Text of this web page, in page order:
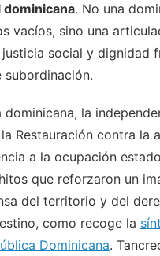
dominicana. No una
vacíos, sino una
social y dignidad
la
Restauración contra la
a la ocupación
que reforzaron un
del territorio y del
como recoge la
Dominicana.